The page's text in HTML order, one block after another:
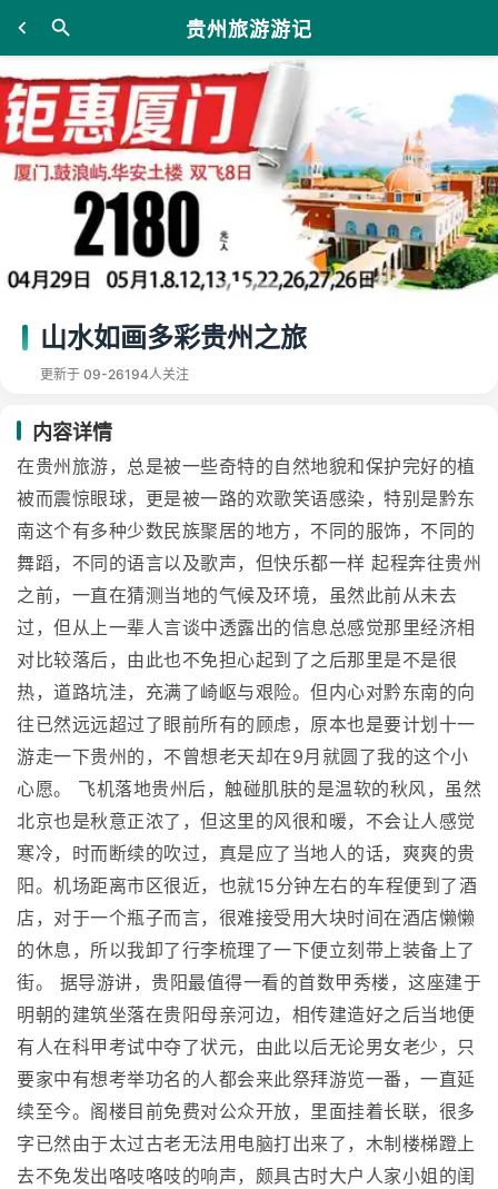
贵州旅游游记
山水如画多彩贵州之旅
更新于 09-26194人关注
内容详情
在贵州旅游，总是被一些奇特的自然地貌和保护完好的植
被而震惊眼球，更是被一路的欢歌笑语感染，特别是黔东
南这个有多种少数民族聚居的地方，不同的服饰，不同的
舞蹈，不同的语言以及歌声，但快乐都一样 起程奔往贵州
之前，一直在猜测当地的气候及环境，虽然此前从未去
过，但从上一辈人言谈中透露出的信息总感觉那里经济相
对比较落后，由此也不免担心起到了之后那里是不是很
热，道路坑洼，充满了崎岖与艰险。但内心对黔东南的向
往已然远远超过了眼前所有的顾虑，原本也是要计划十一
游走一下贵州的，不曾想老天却在9月就圆了我的这个小
心愿。 飞机落地贵州后，触碰肌肤的是温软的秋风，虽然
北京也是秋意正浓了，但这里的风很和暖，不会让人感觉
寒冷，时而断续的吹过，真是应了当地人的话，爽爽的贵
阳。机场距离市区很近，也就15分钟左右的车程便到了酒
店，对于一个瓶子而言，很难接受用大块时间在酒店懒懒
的休息，所以我卸了行李梳理了一下便立刻带上装备上了
街。 据导游讲，贵阳最值得一看的首数甲秀楼，这座建于
明朝的建筑坐落在贵阳母亲河边，相传建造好之后当地便
有人在科甲考试中夺了状元，由此以后无论男女老少，只
要家中有想考举功名的人都会来此祭拜游览一番，一直延
续至今。阁楼目前免费对公众开放，里面挂着长联，很多
字已然由于太过古老无法用电脑打出来了，木制楼梯蹬上
去不免发出咯吱咯吱的响声，颇具古时大户人家小姐的闺